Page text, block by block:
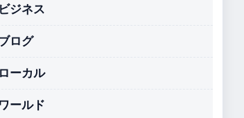
ビジネス
ログ
ローカル
ワールド